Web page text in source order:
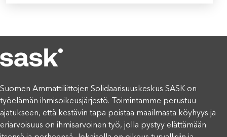
Suomen Ammattiliittojen Solidaarisuuskeskus SASK on
työelämän ihmisoikeusjärjestö. Toimintamme perustuu
ajatukseen, että kestävin tapa poistaa maailmasta köyhyys ja
eriarvoisuus on ihmisarvoinen työ, jolla pystyy elättämään